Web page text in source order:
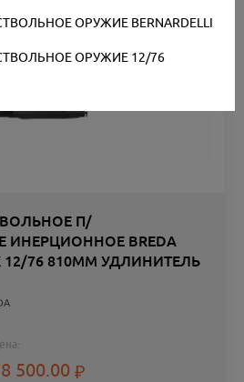
ОРУЖИЕ BERNARDELLI
ОРУЖИЕ 12/76
П/
ИНЕРЦИОННОЕ BREDA
12/76 810ММ УДЛИНИТЕЛЬ
500.00